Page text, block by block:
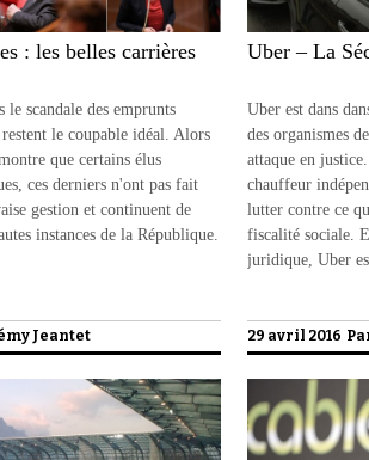
: les belles carrières
le scandale des emprunts
le coupable idéal. Alors
que certains élus
ces derniers n'ont pas fait
gestion et continuent de
instances de la République.
Jeantet
Uber – La
Uber est dans
des organismes
attaque en
chauffeur
lutter contre ce
fiscalité sociale.
juridique, Uber
29 avril 2016